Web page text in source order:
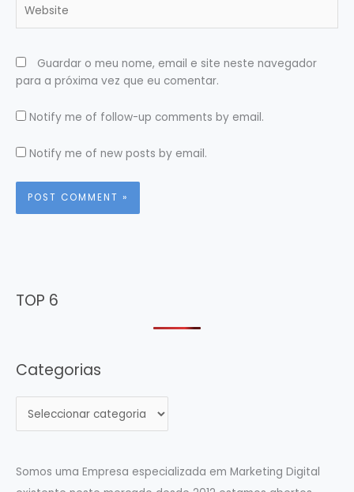
Guardar o meu nome, email e site neste navegador
para a próxima vez que eu comentar.
Notify me of follow-up comments by email.
Notify me of new posts by email.
TOP 6
Categorias
a
e
Somos uma Empresa especializada em Marketing Digital